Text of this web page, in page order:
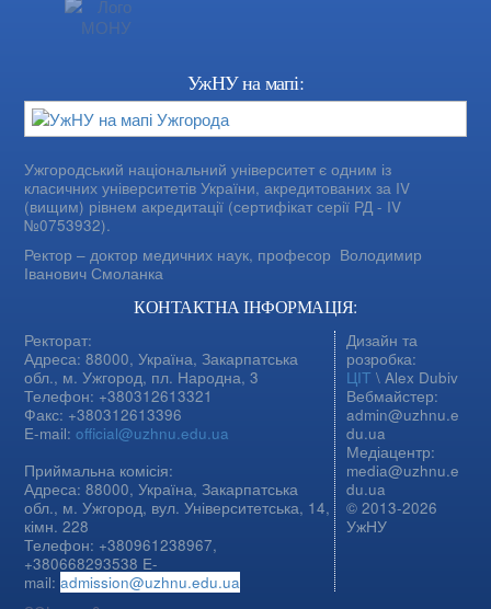
УжНУ на мапі:
Ужгородський національний університет є одним із
класичних університетів України, акредитованих за IV
(вищим) рівнем акредитації (сертифікат серії РД - IV
№0753932).
Ректор – доктор медичних наук, професор Володимир
Іванович Смоланка
КОНТАКТНА ІНФОРМАЦІЯ:
Ректорат:
Адреса: 88000, Україна, Закарпатська
обл., м. Ужгород, пл. Народна, 3
Телефон: +380312613321
Факс: +380312613396
E-mail:official@uzhnu.edu.ua
Приймальна комісія:
Адреса: 88000, Україна, Закарпатська
обл., м. Ужгород, вул. Університетська, 14,
кімн. 228
Телефон: +380961238967,
+380668293538 E-
mail:admission@uzhnu.edu.ua
Дизайн та
розробка:
ЦІТ \ Alex Dubiv
Вебмайстер:
admin@uzhnu.e
du.ua
Медіацентр:
media@uzhnu.e
du.ua
© 2013-2026
УжНУ